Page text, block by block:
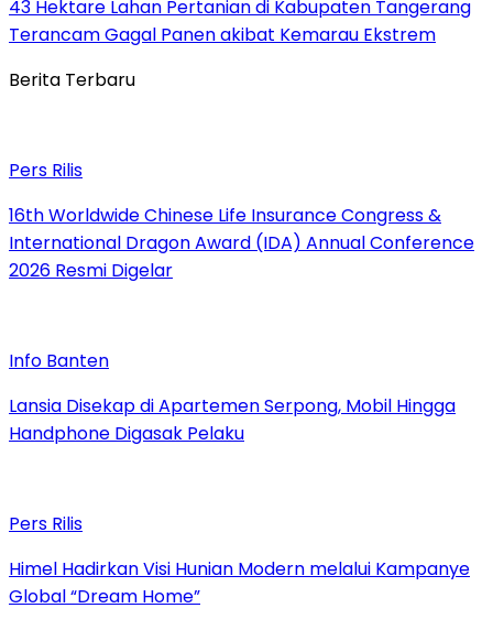
43 Hektare Lahan Pertanian di Kabupaten Tangerang
Terancam Gagal Panen akibat Kemarau Ekstrem
Berita Terbaru
Pers Rilis
16th Worldwide Chinese Life Insurance Congress &
International Dragon Award (IDA) Annual Conference
2026 Resmi Digelar
Info Banten
Lansia Disekap di Apartemen Serpong, Mobil Hingga
Handphone Digasak Pelaku
Pers Rilis
Himel Hadirkan Visi Hunian Modern melalui Kampanye
Global “Dream Home”